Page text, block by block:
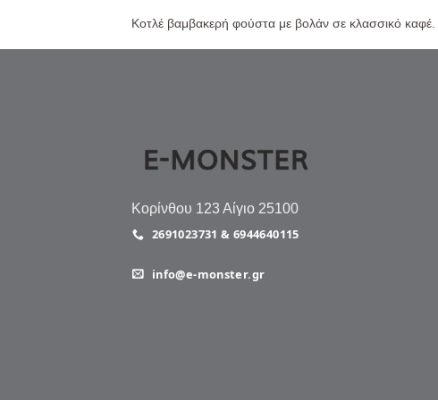
Κοτλέ βαμβακερή φούστα με βολάν σε κλασσικό καφέ.
Κορίνθου 123 Αίγιο 25100
2691023731 & 6944640115
info@e-monster.gr